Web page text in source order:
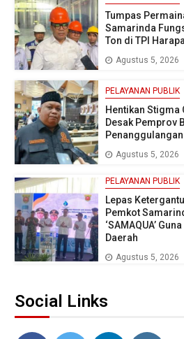
Tumpas
Samarinda
Ton di TPI
Agustus 5, 2026
PELAYANAN PUBLIK
Hentikan Stigma
Desak Pemprov
Agustus 5, 2026
PELAYANAN PUBLIK
Lepas
Pemkot
‘SAMAQUA’
Daerah
Agustus 5, 2026
Social Links